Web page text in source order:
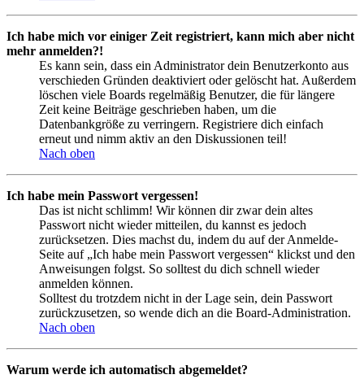
Ich habe mich vor einiger Zeit registriert, kann mich aber nicht
mehr anmelden?!
Es kann sein, dass ein Administrator dein Benutzerkonto aus
verschieden Gründen deaktiviert oder gelöscht hat. Außerdem
löschen viele Boards regelmäßig Benutzer, die für längere
Zeit keine Beiträge geschrieben haben, um die
Datenbankgröße zu verringern. Registriere dich einfach
erneut und nimm aktiv an den Diskussionen teil!
Nach oben
Ich habe mein Passwort vergessen!
Das ist nicht schlimm! Wir können dir zwar dein altes
Passwort nicht wieder mitteilen, du kannst es jedoch
zurücksetzen. Dies machst du, indem du auf der Anmelde-
Seite auf „Ich habe mein Passwort vergessen“ klickst und den
Anweisungen folgst. So solltest du dich schnell wieder
anmelden können.
Solltest du trotzdem nicht in der Lage sein, dein Passwort
zurückzusetzen, so wende dich an die Board-Administration.
Nach oben
Warum werde ich automatisch abgemeldet?